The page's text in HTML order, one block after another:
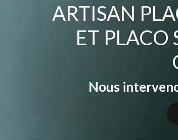
ARTISAN
ET PLACO
Nous